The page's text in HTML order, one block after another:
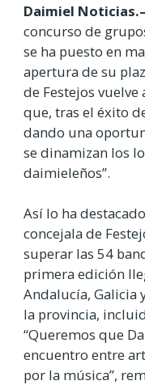
Daimiel Noticias.–
concurso de
se ha puesto en
apertura de su
de Festejos
que, tras el éxito
dando una
se dinamizan los
daimieleños”.
Así lo ha
concejala de
superar las 54
primera edición
Andalucía, Galicia
la provincia,
“Queremos que
encuentro entre
por la música”,